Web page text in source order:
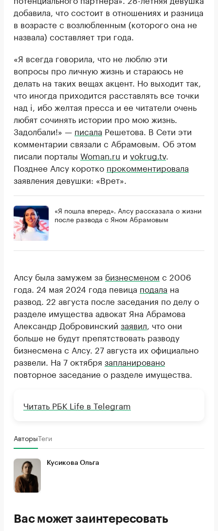
добавила, что состоит в отношениях и разница
в возрасте с возлюбленным (которого она не
назвала) составляет три года.
«Я всегда говорила, что не люблю эти
вопросы про личную жизнь и стараюсь не
делать на таких вещах акцент. Но выходит так,
что иногда приходится расставлять все точки
над i, ибо желтая пресса и ее читатели очень
любят сочинять истории про мою жизнь.
Задолбали!» — писала Решетова. В Сети эти
комментарии связали с Абрамовым. Об этом
писали порталы Woman.ru и vokrug.tv.
Позднее Алсу коротко прокомментировала
заявления девушки: «Врет».
«Я пошла вперед». Алсу рассказала о жизни
после развода с Яном Абрамовым
Алсу была замужем за бизнесменом с 2006
года. 24 мая 2024 года певица подала на
развод. 22 августа после заседания по делу о
разделе имущества адвокат Яна Абрамова
Александр Добровинский заявил , что они
больше не будут препятствовать разводу
бизнесмена с Алсу. 27 августа их официально
развели. На 7 октября запланировано
повторное заседание о разделе имущества.
Читать РБК Life в Telegram
АвторыТеги
Кусикова Ольга
Вас может заинтересовать